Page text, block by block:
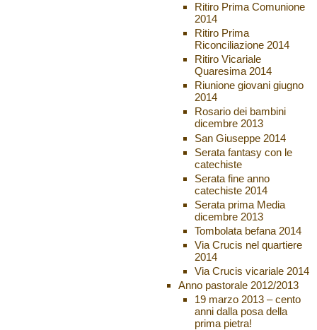
Ritiro Prima Comunione
2014
Ritiro Prima
Riconciliazione 2014
Ritiro Vicariale
Quaresima 2014
Riunione giovani giugno
2014
Rosario dei bambini
dicembre 2013
San Giuseppe 2014
Serata fantasy con le
catechiste
Serata fine anno
catechiste 2014
Serata prima Media
dicembre 2013
Tombolata befana 2014
Via Crucis nel quartiere
2014
Via Crucis vicariale 2014
Anno pastorale 2012/2013
19 marzo 2013 – cento
anni dalla posa della
prima pietra!